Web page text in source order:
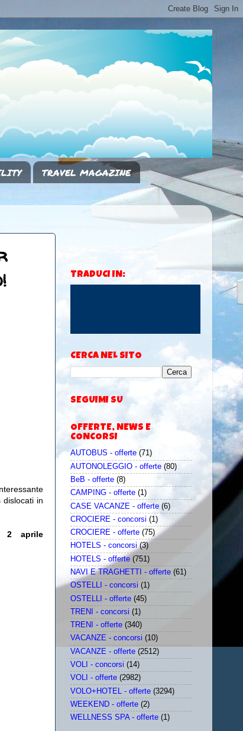
TRAVEL MAGAZINE
dislocati in
2 aprile
TRADUCI IN:
CERCA NEL SITO
SEGUIMI SU
OFFERTE, NEWS E
CONCORSI
AUTOBUS - offerte (71)
AUTONOLEGGIO - offerte (80)
BeB - offerte (8)
CAMPING - offerte (1)
CASE VACANZE - offerte (6)
CROCIERE - concorsi (1)
CROCIERE - offerte (75)
HOTELS - concorsi (3)
HOTELS - offerte (751)
NAVI E TRAGHETTI - offerte (61)
OSTELLI - concorsi (1)
OSTELLI - offerte (45)
TRENI - concorsi (1)
TRENI - offerte (340)
VACANZE - concorsi (10)
VACANZE - offerte (2512)
VOLI - concorsi (14)
VOLI - offerte (2982)
VOLO+HOTEL - offerte (3294)
WEEKEND - offerte (2)
WELLNESS SPA - offerte (1)